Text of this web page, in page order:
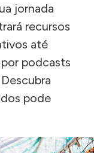
jornada
recursos
até
podcasts
pode